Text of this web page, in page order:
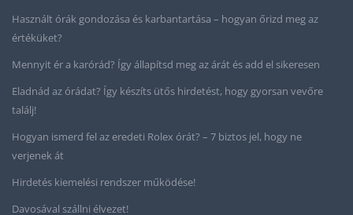
Használt órák gondozása és karbantartása – hogyan őrizd meg az
értéküket?
Mennyit ér a karórád? Így állapítsd meg az árát és add el sikeresen
Eladnád az órádat? Így készíts ütős hirdetést, hogy gyorsan vevőre
találj!
Hogyan ismerd fel az eredeti Rolex órát? – 7 biztos jel, hogy ne
verjenek át
Hirdetés kiemelési rendszer működése!
Davosával szállni élvezet!